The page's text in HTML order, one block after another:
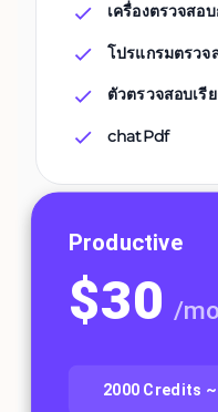
เครื่องตรวจสอ
โปรแกรมตรวจ
ตัวตรวจสอบเรี
chatPdf
Productive
$30 /
2000 Credits ~